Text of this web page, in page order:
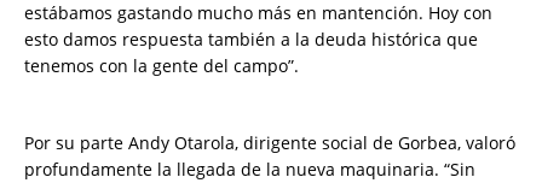
estábamos gastando mucho más en mantención. Hoy con
esto damos respuesta también a la deuda histórica que
tenemos con la gente del campo”.
Por su parte Andy Otarola, dirigente social de Gorbea, valoró
profundamente la llegada de la nueva maquinaria. “Sin